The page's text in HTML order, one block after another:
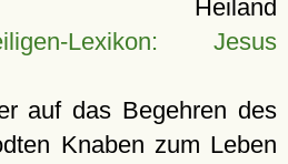
Lexikon: Jesus
auf das Begehren des
Knaben zum Leben